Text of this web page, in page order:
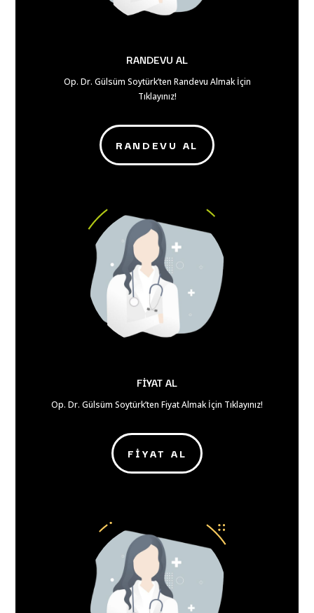
RANDEVU AL
Op. Dr. Gülsüm Soytürk’ten Randevu Almak İçin
Tıklayınız!
RANDEVU AL
FİYAT AL
Op. Dr. Gülsüm Soytürk’ten Fiyat Almak İçin Tıklayınız!
FİYAT AL